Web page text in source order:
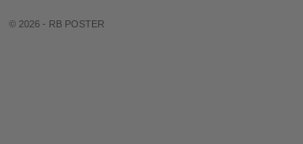
© 2026 - RB POSTER